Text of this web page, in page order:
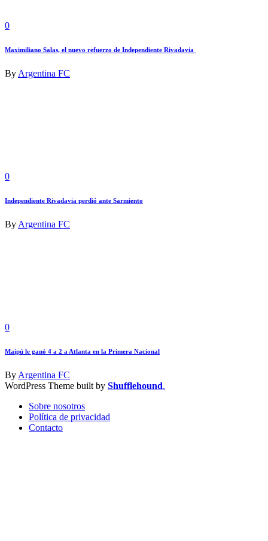
0
Maximiliano Salas, el nuevo refuerzo de Independiente Rivadavia
By Argentina FC
0
Independiente Rivadavia perdió ante Sarmiento
By Argentina FC
0
Maipú le ganó 4 a 2 a Atlanta en la Primera Nacional
By Argentina FC
WordPress Theme built by Shufflehound.
Sobre nosotros
Política de privacidad
Contacto